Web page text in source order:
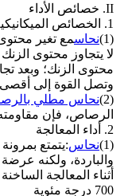
II. خصائص الأداء
1. الخصائص الميكانيكية
(1)
نحاسمع تغير
وتصل القوة إلى أقصى
(2)
نحاس مطلي
الرصاص، فإن
2. أداء المعالجة
(1)
نحاس:يتمتع
والباردة، ولكنه
700 درجة مئوية